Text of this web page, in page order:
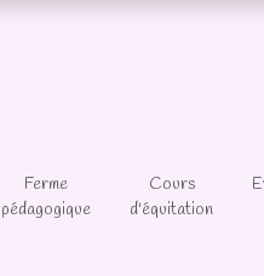
Ferme
pédagogique
Cours
d'équitation